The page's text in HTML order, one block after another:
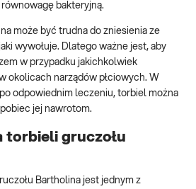
bakteryjną.
może być trudna do zniesienia ze
wywołuje. Dlatego ważne jest, aby
w przypadku jakichkolwiek
okolicach narządów płciowych. W
odpowiednim leczeniu, torbiel można
jej nawrotom.
torbieli gruczołu
Bartholina jest jednym z